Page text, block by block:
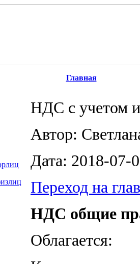
Главная
НДС с учетом
Автор:
Дата: 2018-07-
Переход на
НДС общие
Облагается: